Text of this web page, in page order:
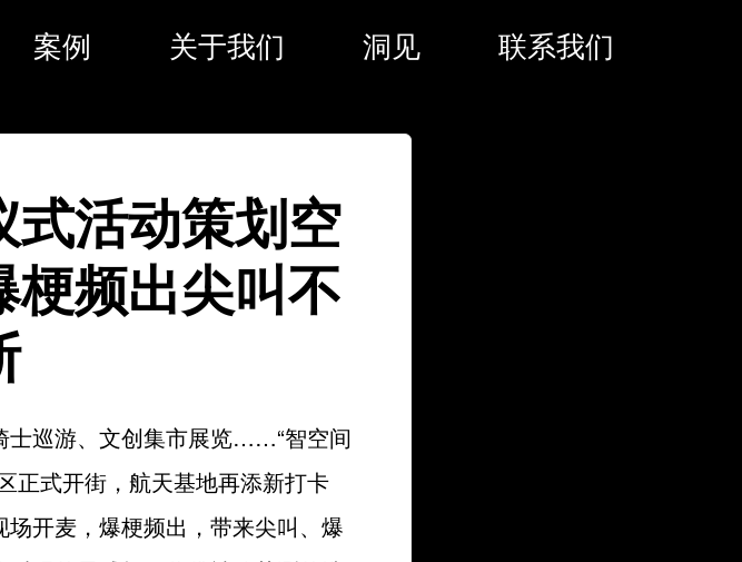
案例 关于我们 洞见 联系我们
活动策划空
频出尖叫不
士巡游、文创集市展览……“智空间
式开街，航天基地再添新打卡
开麦，爆梗频出，带来尖叫、爆